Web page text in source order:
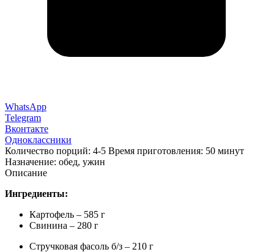
WhatsApp
Telegram
Вконтакте
Одноклассники
Количество порций: 4-5 Время приготовления: 50 минут
Назначение: обед, ужин
Описание
Ингредиенты:
Картофель – 585 г
Свинина – 280 г
Стручковая фасоль б/з – 210 г